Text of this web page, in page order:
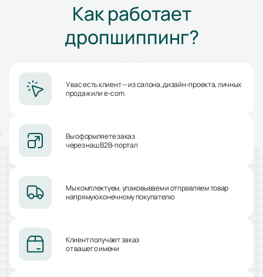
Как работает
дропшиппинг?
У вас есть клиент — из салона, дизайн-проекта, личных
продаж или e-com
Вы оформляете заказ
через наш B2B-портал
Мы комплектуем, упаковываем и отправляем товар
напрямую конечному покупателю
Клиент получает заказ
от вашего имени